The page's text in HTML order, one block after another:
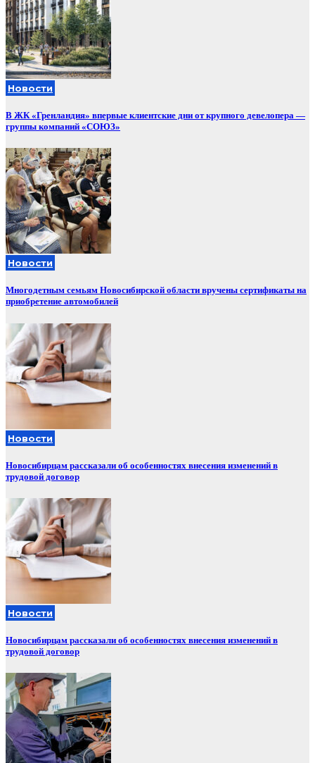
Новости
В ЖК «Гренландия» впервые клиентские дни от крупного девелопера —
группы компаний «СОЮЗ»
Новости
Многодетным семьям Новосибирской области вручены сертификаты на
приобретение автомобилей
Новости
Новосибирцам рассказали об особенностях внесения изменений в
трудовой договор
Новости
Новосибирцам рассказали об особенностях внесения изменений в
трудовой договор